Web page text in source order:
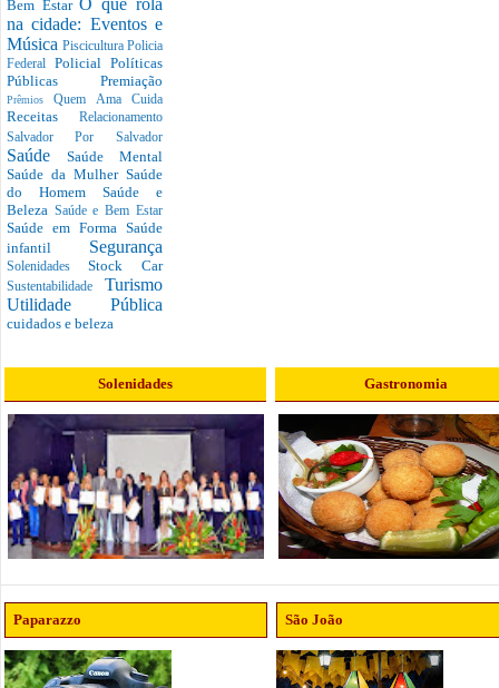
Bem EstarO que rola
na cidade: Eventos e
Música Piscicultura Policia
Federal Policial Políticas
Públicas Premiação
PrêmiosQuem Ama Cuida
Receitas Relacionamento
Salvador Por Salvador
Saúde Saúde Mental
Saúde da Mulher Saúde
do Homem Saúde e
Beleza Saúde e Bem Estar
Saúde em Forma Saúde
infantil Segurança
SolenidadesStock Car
Sustentabilidade Turismo
Utilidade Pública
cuidados e beleza
Solenidades Gastronomia
Paparazzo São João